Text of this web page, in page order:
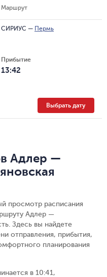
Маршрут
СИРИУС — Пермь
Прибытие
13:42
Выбрать дату
Адлер —
просмотр расписания
Адлер —
Здесь вы найдете
отправления, прибытия,
планирования
в 10:41,